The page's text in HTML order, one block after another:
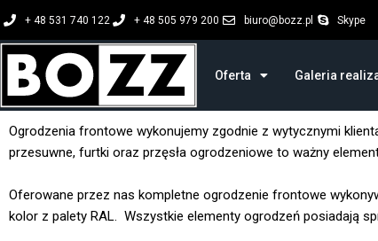
Przejdź
do
treści
+ 48 531 740 122 + 48 505 979 200 biuro@bozz.pl Skype
Oferta Galeria
Ogrodzenia frontowe wykonujemy zgodnie z wytycznymi
przesuwne, furtki oraz przęsła ogrodzeniowe to ważny
Oferowane przez nas kompletne ogrodzenie frontowe
kolor z palety RAL. Wszystkie elementy ogrodzeń posiadają